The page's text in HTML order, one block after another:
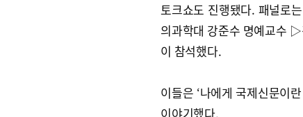
토크쇼도 진행됐다. 패널로
의과학대 강준수 명예교수
이 참석했다.
이들은 ‘나에게 국제신문이
이야기했다.